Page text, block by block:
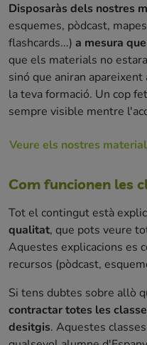
Disposaràs dels nostres
esquemes, pòdcast,
flashcards...) a mesura
que els materials no
sinó que aniran apareixent
la teva formació. Un cop
sempre visible mentre
Veure els nostres
Com funcionen les
Tot el contingut està
qualitat, que pots veure
Aquestes explicacions es
recursos (pòdcast,
Si tens dubtes sobre allò
contractar totes les
desitgis. Aquestes